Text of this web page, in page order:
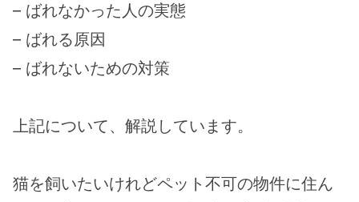
– ばれなかった人の実態
– ばれる原因
– ばれないための対策
上記について、解説しています。
猫を飼いたいけれどペット不可の物件に住ん